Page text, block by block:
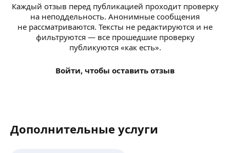
Каждый отзыв перед публикацией проходит проверку
на неподдельность. Анонимные сообщения
не рассматриваются. Тексты не редактируются и не
фильтруются — все прошедшие проверку
публикуются «как есть».
Войти, чтобы оставить отзыв
Дополнительные услуги